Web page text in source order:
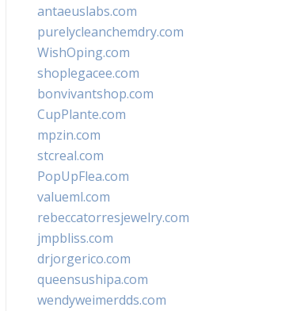
antaeuslabs.com
purelycleanchemdry.com
WishOping.com
shoplegacee.com
bonvivantshop.com
CupPlante.com
mpzin.com
stcreal.com
PopUpFlea.com
valueml.com
rebeccatorresjewelry.com
jmpbliss.com
drjorgerico.com
queensushipa.com
wendyweimerdds.com